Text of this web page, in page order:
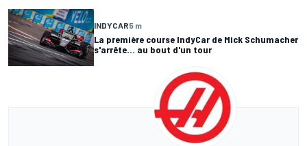
INDYCAR5 m
La première course IndyCar de Mick Schumacher
s'arrête... au bout d'un tour